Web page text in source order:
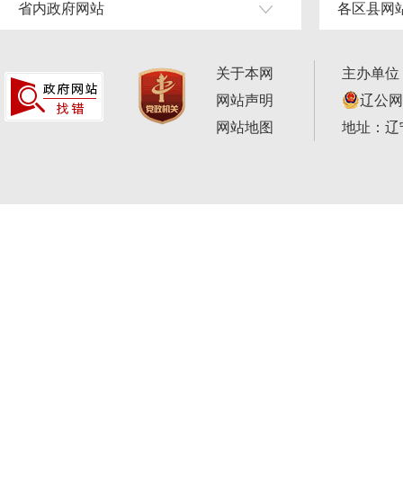
省内政府网站 各区县网
关于本网
网站声明
网站地图
主办单
辽公
地址：辽